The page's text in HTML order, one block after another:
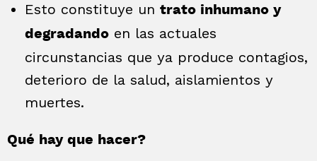
Esto constituye un trato inhumano y
degradando en las actuales
circunstancias que ya produce contagios,
deterioro de la salud, aislamientos y
muertes.
Qué hay que hacer?